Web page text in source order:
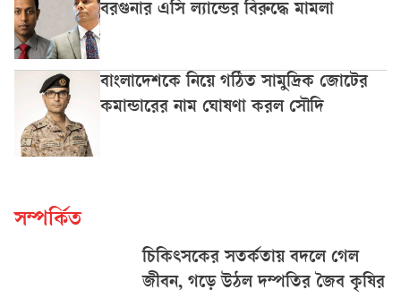
বরগুনার এসি ল্যান্ডের বিরুদ্ধে মামলা
বাংলাদেশকে নিয়ে গঠিত সামুদ্রিক জোটের
কমান্ডারের নাম ঘোষণা করল সৌদি
সম্পর্কিত
চিকিৎসকের সতর্কতায় বদলে গেল
জীবন, গড়ে উঠল দম্পতির জৈব কৃষির